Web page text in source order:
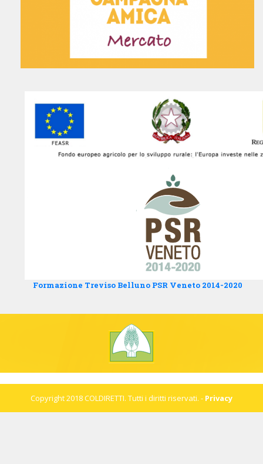
Formazione Treviso Belluno PSR Veneto 2014-2020
Copyright 2018 COLDIRETTI. Tutti i diritti riservati. - Privacy